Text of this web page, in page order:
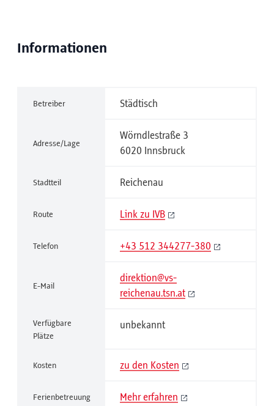
Informationen
Betreiber Städtisch
Adresse/Lage
Wörndlestraße 3
6020 Innsbruck
Stadtteil Reichenau
Route Link zu IVB
Telefon +43 512 344277-380
E-Mail
direktion@vs-
reichenau.tsn.at
Verfügbare
Plätze
unbekannt
Kosten zu den Kosten
Ferienbetreuung Mehr erfahren